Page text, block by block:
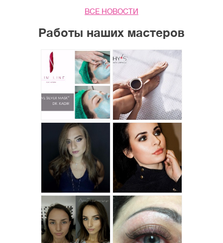
ВСЕ НОВОСТИ
Работы наших мастеров